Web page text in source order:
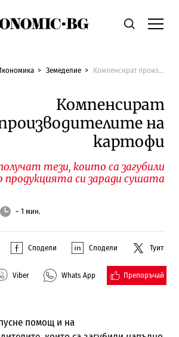
Economic.bgТърсене
Земеделие Компенсират производителите на картофи
Компенсират
на
картофи
тези, които са загубили
продукцията си заради сушата
~ 1 мин.
Сподели Сподели Туит
Viber Whats App Препоръчай
помощ и на